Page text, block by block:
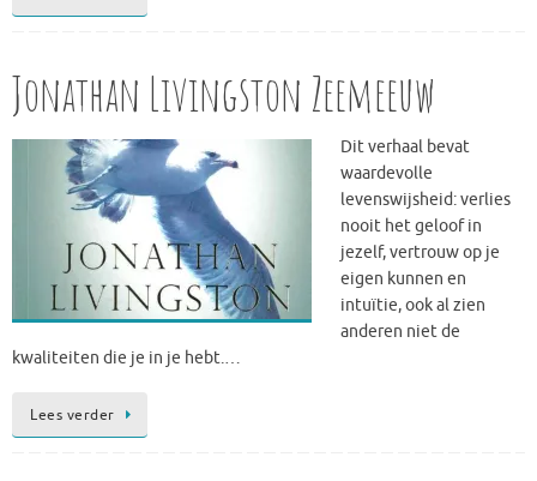
Jonathan Livingston Zeemeeuw
Dit verhaal bevat
waardevolle
levenswijsheid: verlies
nooit het geloof in
jezelf, vertrouw op je
eigen kunnen en
intuïtie, ook al zien
anderen niet de
kwaliteiten die je in je hebt.…
Lees verder